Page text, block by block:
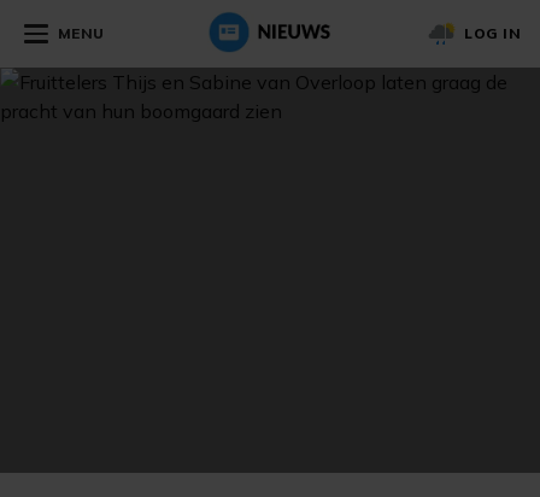
MENU LOG IN